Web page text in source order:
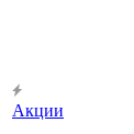
Акции